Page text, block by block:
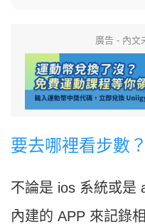
廣告 - 內文
要去哪裡看步數？
不論是 ios 系統或是
內建的 APP 來記錄